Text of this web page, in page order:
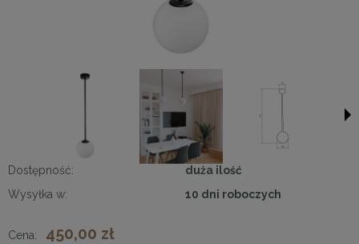
Dostępność:
duża ilość
Wysyłka w:
10 dni roboczych
Cena: 450,00 zł